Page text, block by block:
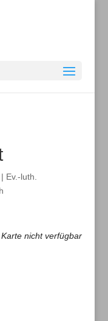
| Ev.-luth.
Karte nicht verfügbar